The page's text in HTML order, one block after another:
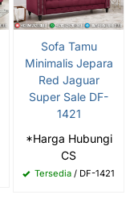
Sofa Tamu
Minimalis Jepara
Red Jaguar
Super Sale DF-
1421
*Harga Hubungi
CS
Tersedia / DF-1421